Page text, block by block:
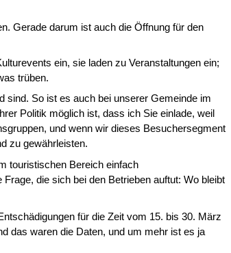
Gerade darum ist auch die Öffnung für den
ein, sie laden zu Veranstaltungen ein;
trüben.
sind. So ist es auch bei unserer Gemeinde im
Politik möglich ist, dass ich Sie einlade, weil
und wenn wir dieses Besucherseg­ment
zu gewähr­leisten.
touristischen Be­reich einfach
die sich bei den Betrieben auftut: Wo bleibt
für die Zeit vom 15. bis 30. März
das waren die Daten, und um mehr ist es ja